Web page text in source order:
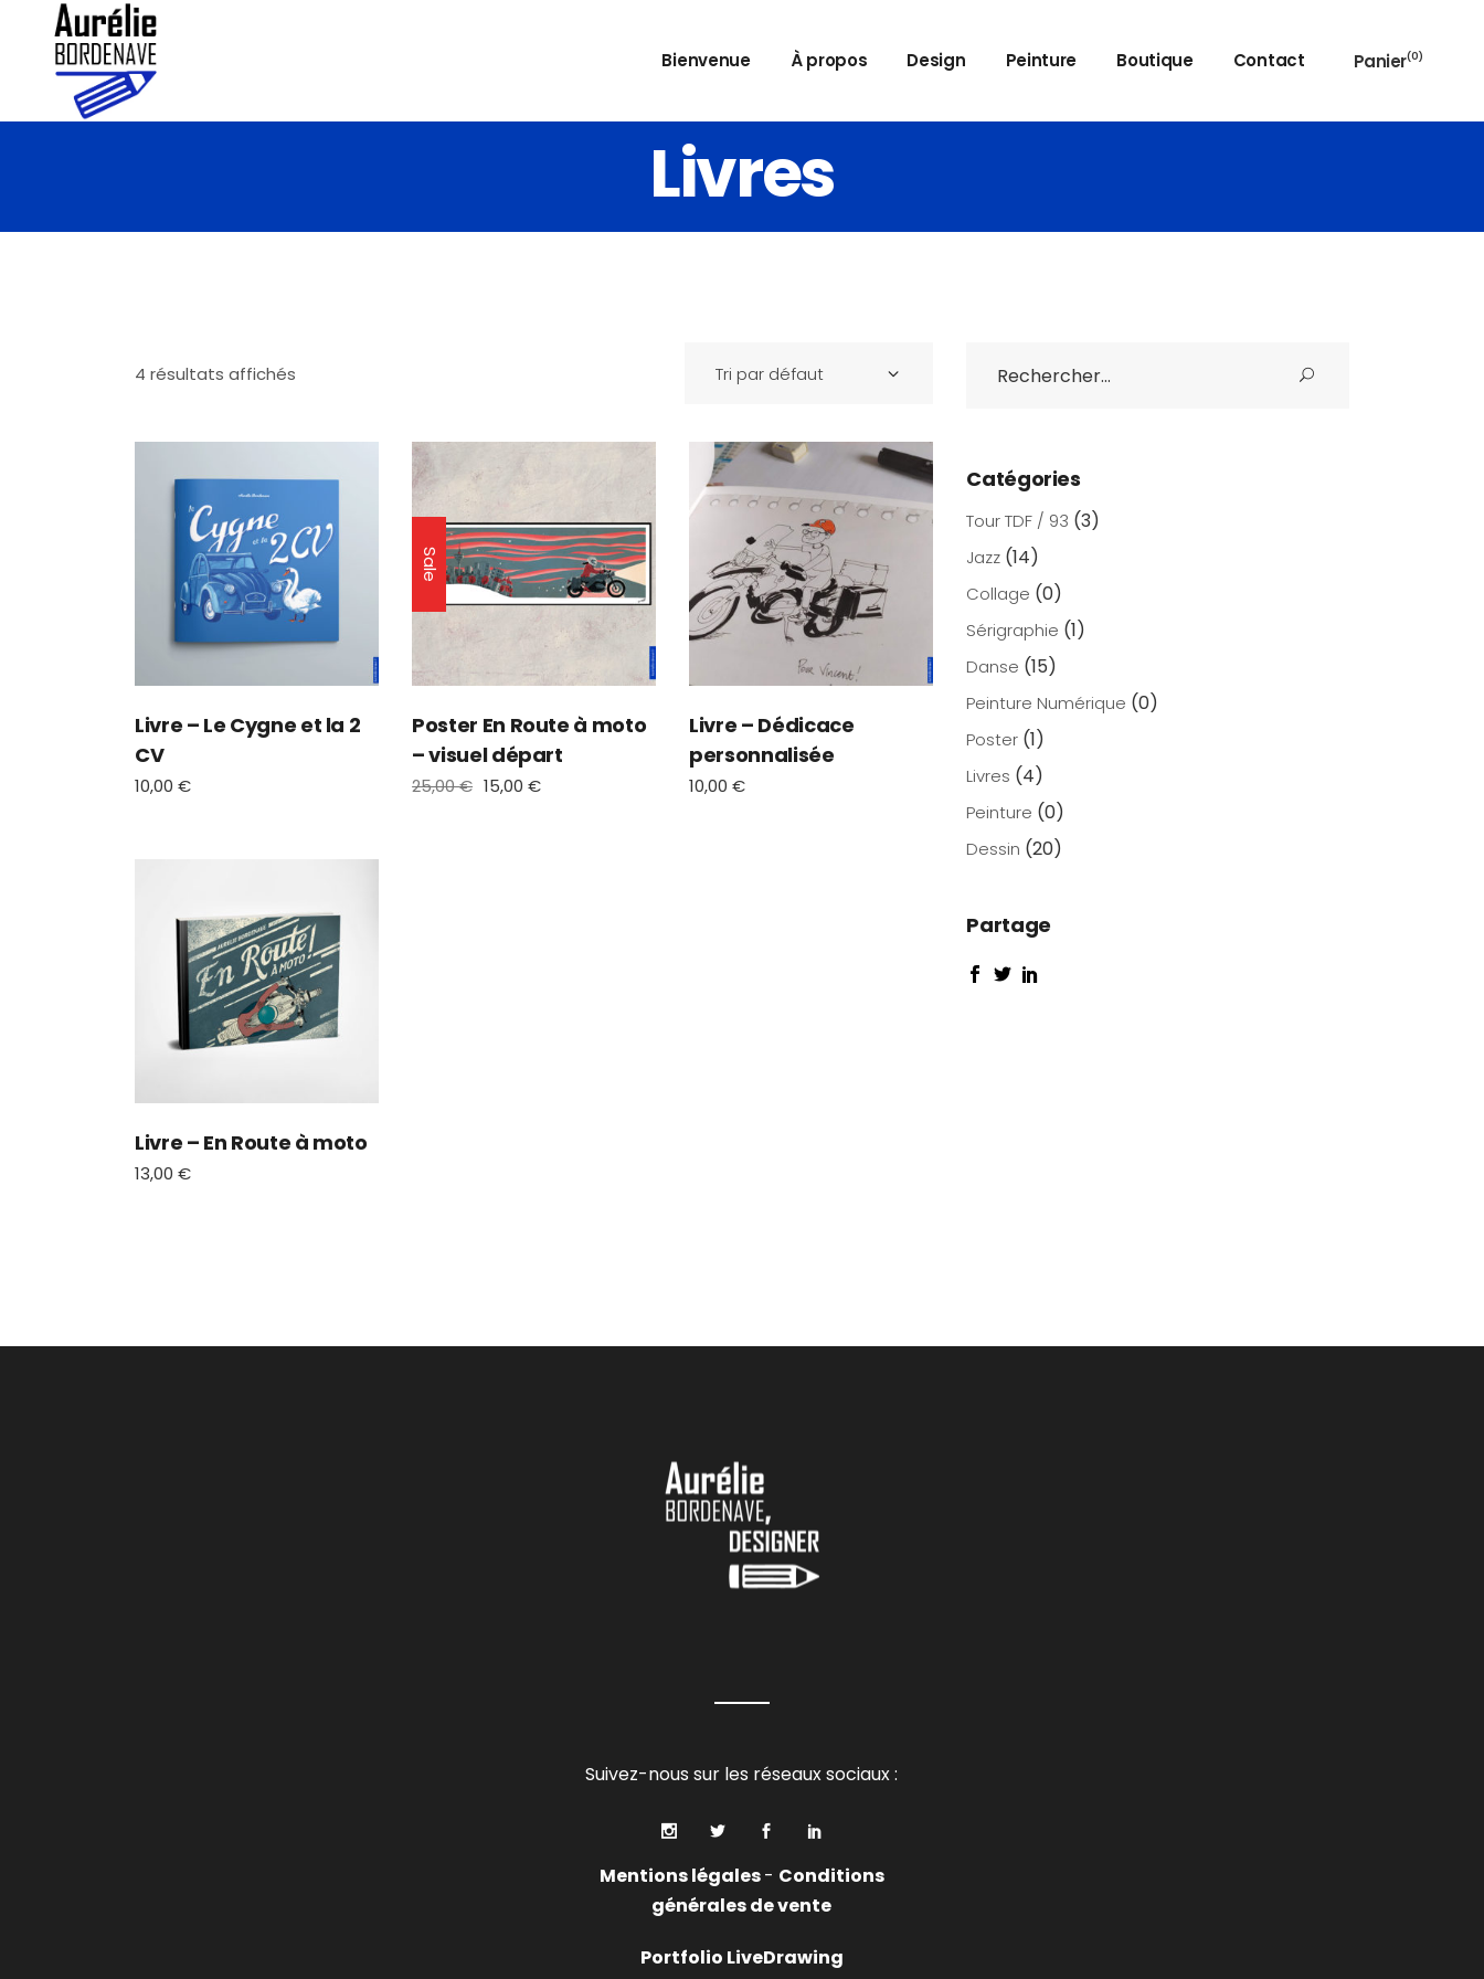
Bienvenue À propos Design Peinture Boutique Contact Panier(0)
Livres
4 résultats affichés Tri par défaut
Livre – Le Cygne et la 2
CV
10,00 €
Sale
Poster En Route à moto
– visuel départ
25,00€
Le 15,00€
Le
Livre – Dédicace
personnalisée
10,00€
Livre – En Route à moto
13,00 €
Catégories
Tour TDF / 93 (3)
Jazz (14)
Collage (0)
Sérigraphie (1)
Danse (15)
Peinture Numérique (0)
Poster (1)
Livres (4)
Peinture (0)
Dessin (20)
Partage
Suivez-nous sur les réseaux sociaux :
Mentions légales- Conditions
générales de vente
Portfolio LiveDrawing